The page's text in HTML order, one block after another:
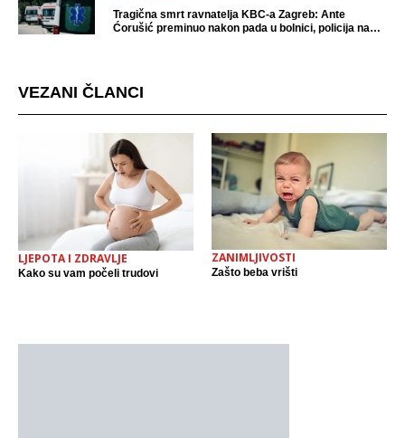
Tragična smrt ravnatelja KBC-a Zagreb: Ante
Ćorušić preminuo nakon pada u bolnici, policija na
VEZANI ČLANCI
LJEPOTA I ZDRAVLJE
Kako su vam počeli trudovi
ZANIMLJIVOSTI
Zašto beba vrišti